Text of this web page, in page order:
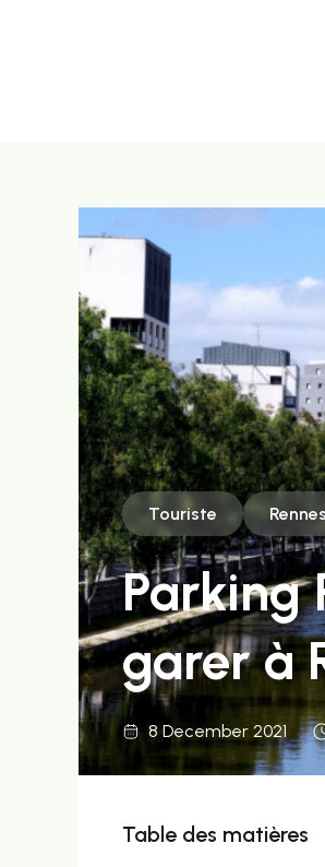
Touriste Rennes
Parking
garer à
8 December 2021
Table des matières